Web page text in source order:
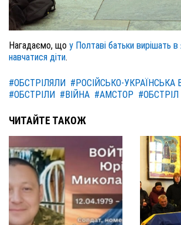
Нагадаємо, що у Полтаві батьки вирішать в
навчатися діти.
#ОБСТРІЛЯЛИ #РОСІЙСЬКО-УКРАЇНСЬКА
#ОБСТРІЛИ #ВІЙНА #АМСТОР
ЧИТАЙТЕ ТАКОЖ